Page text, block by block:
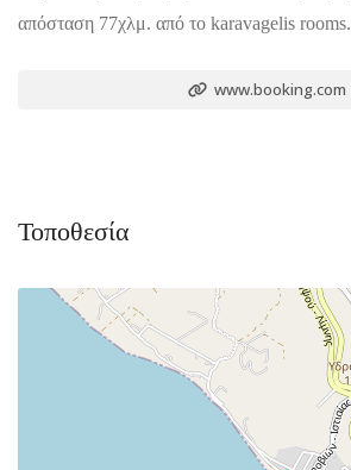
απόσταση 77χλμ. από το karavagelis rooms.
www.booking.com
Τοποθεσία